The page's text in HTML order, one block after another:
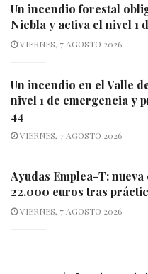
Un incendio forestal
Niebla y activa el nivel 1
VIERNES, 7 AGOSTO 2026
Un incendio en el Valle
nivel 1 de emergencia y
44
VIERNES, 7 AGOSTO 2026
Ayudas Emplea-T:
22.000 euros tras
VIERNES, 7 AGOSTO 2026